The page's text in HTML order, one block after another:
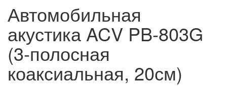
Автомобильная
акустика ACV PB-803G
(3-полосная
коаксиальная, 20см)